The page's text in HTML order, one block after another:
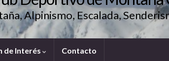
Alpinismo, Escalada,
de Interés Contacto